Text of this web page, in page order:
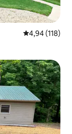
Середня
4,94 (118)